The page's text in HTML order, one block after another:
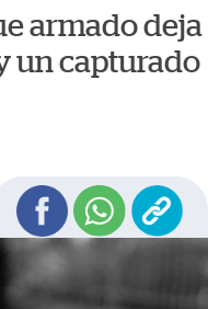
armado deja
un capturado